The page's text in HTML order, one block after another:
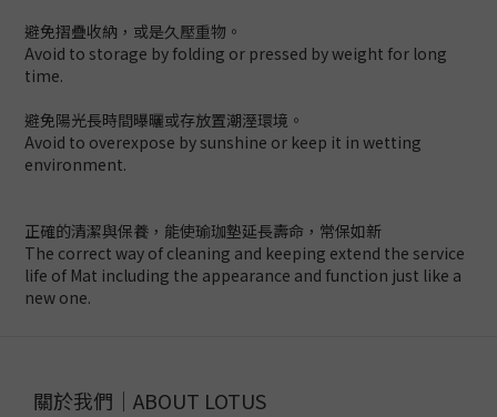
避免摺疊收納，或是久壓重物。
Avoid to storage by folding or pressed by weight for long
time.
避免陽光長時間曝曬或存放置潮溼環境。
Avoid to overexpose by sunshine or keep it in wetting
environment.
正確的清潔與保養，能使瑜珈墊延長壽命，常保如新
The correct way of cleaning and keeping extend the service
life of Mat including the appearance and function just like a
new one.
關於我們｜ABOUT LOTUS